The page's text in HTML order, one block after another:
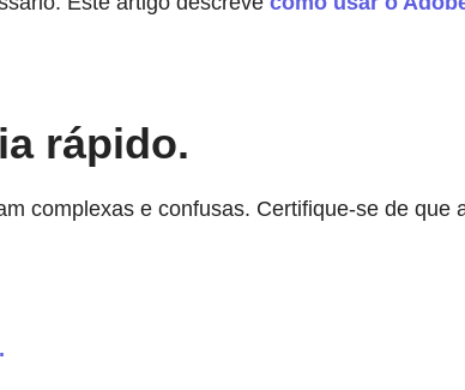
rápido.
complexas e confusas. Certifique-se de que